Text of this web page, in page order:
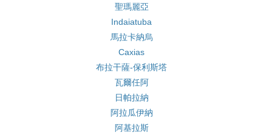
聖瑪麗亞
Indaiatuba
馬拉卡納烏
Caxias
布拉干薩-保利斯塔
瓦爾任阿
日帕拉納
阿拉瓜伊納
阿基拉斯